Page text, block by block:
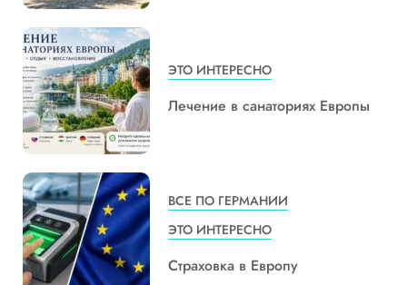
ЭТО ИНТЕРЕСНО
Лечение в санаториях Европы
ВСЕ ПО ГЕРМАНИИ
ЭТО ИНТЕРЕСНО
Страховка в Европу